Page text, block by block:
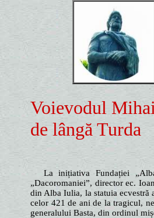
Voievodul
de lângă Turda
La inițiativa Fundației
„Dacoromaniei”, director ec.
din Alba Iulia, la statuia ecvestră
celor 421 de ani de la tragicul,
generalului Basta, din ordinul